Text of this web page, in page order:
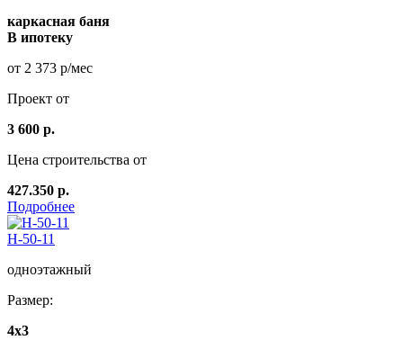
каркасная баня
В ипотеку
от 2 373 р/мес
Проект от
3 600 р.
Цена строительства от
427.350 р.
Подробнее
Н-50-11
одноэтажный
Размер:
4x3